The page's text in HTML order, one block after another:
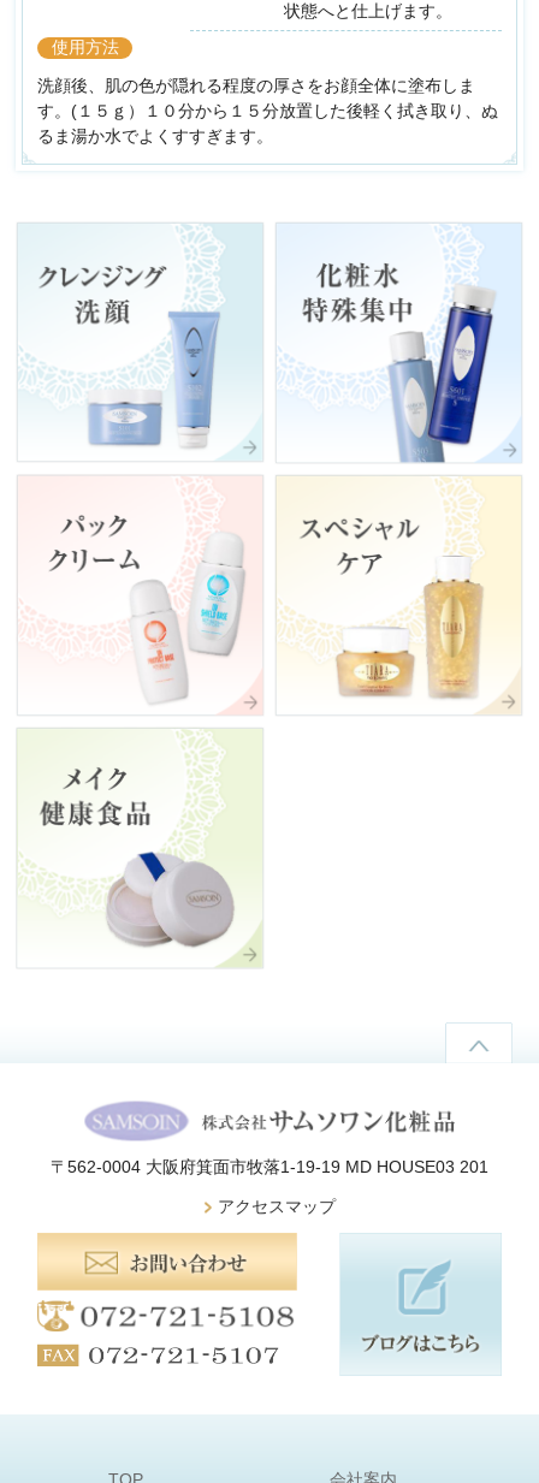
状態へと仕上げます。
使用方法
洗顔後、肌の色が隠れる程度の厚さをお顔全体に塗布しま
す。(１５ｇ）１０分から１５分放置した後軽く拭き取り、ぬ
るま湯か水でよくすすぎます。
〒562-0004 大阪府箕面市牧落1-19-19 MD HOUSE03 201
アクセスマップ